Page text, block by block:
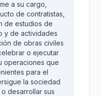
a su cargo,
de contratistas,
de estudios de
y de actividades
de obras civiles
o ejecutar
operaciones que
para el
la sociedad
desarrollar sus